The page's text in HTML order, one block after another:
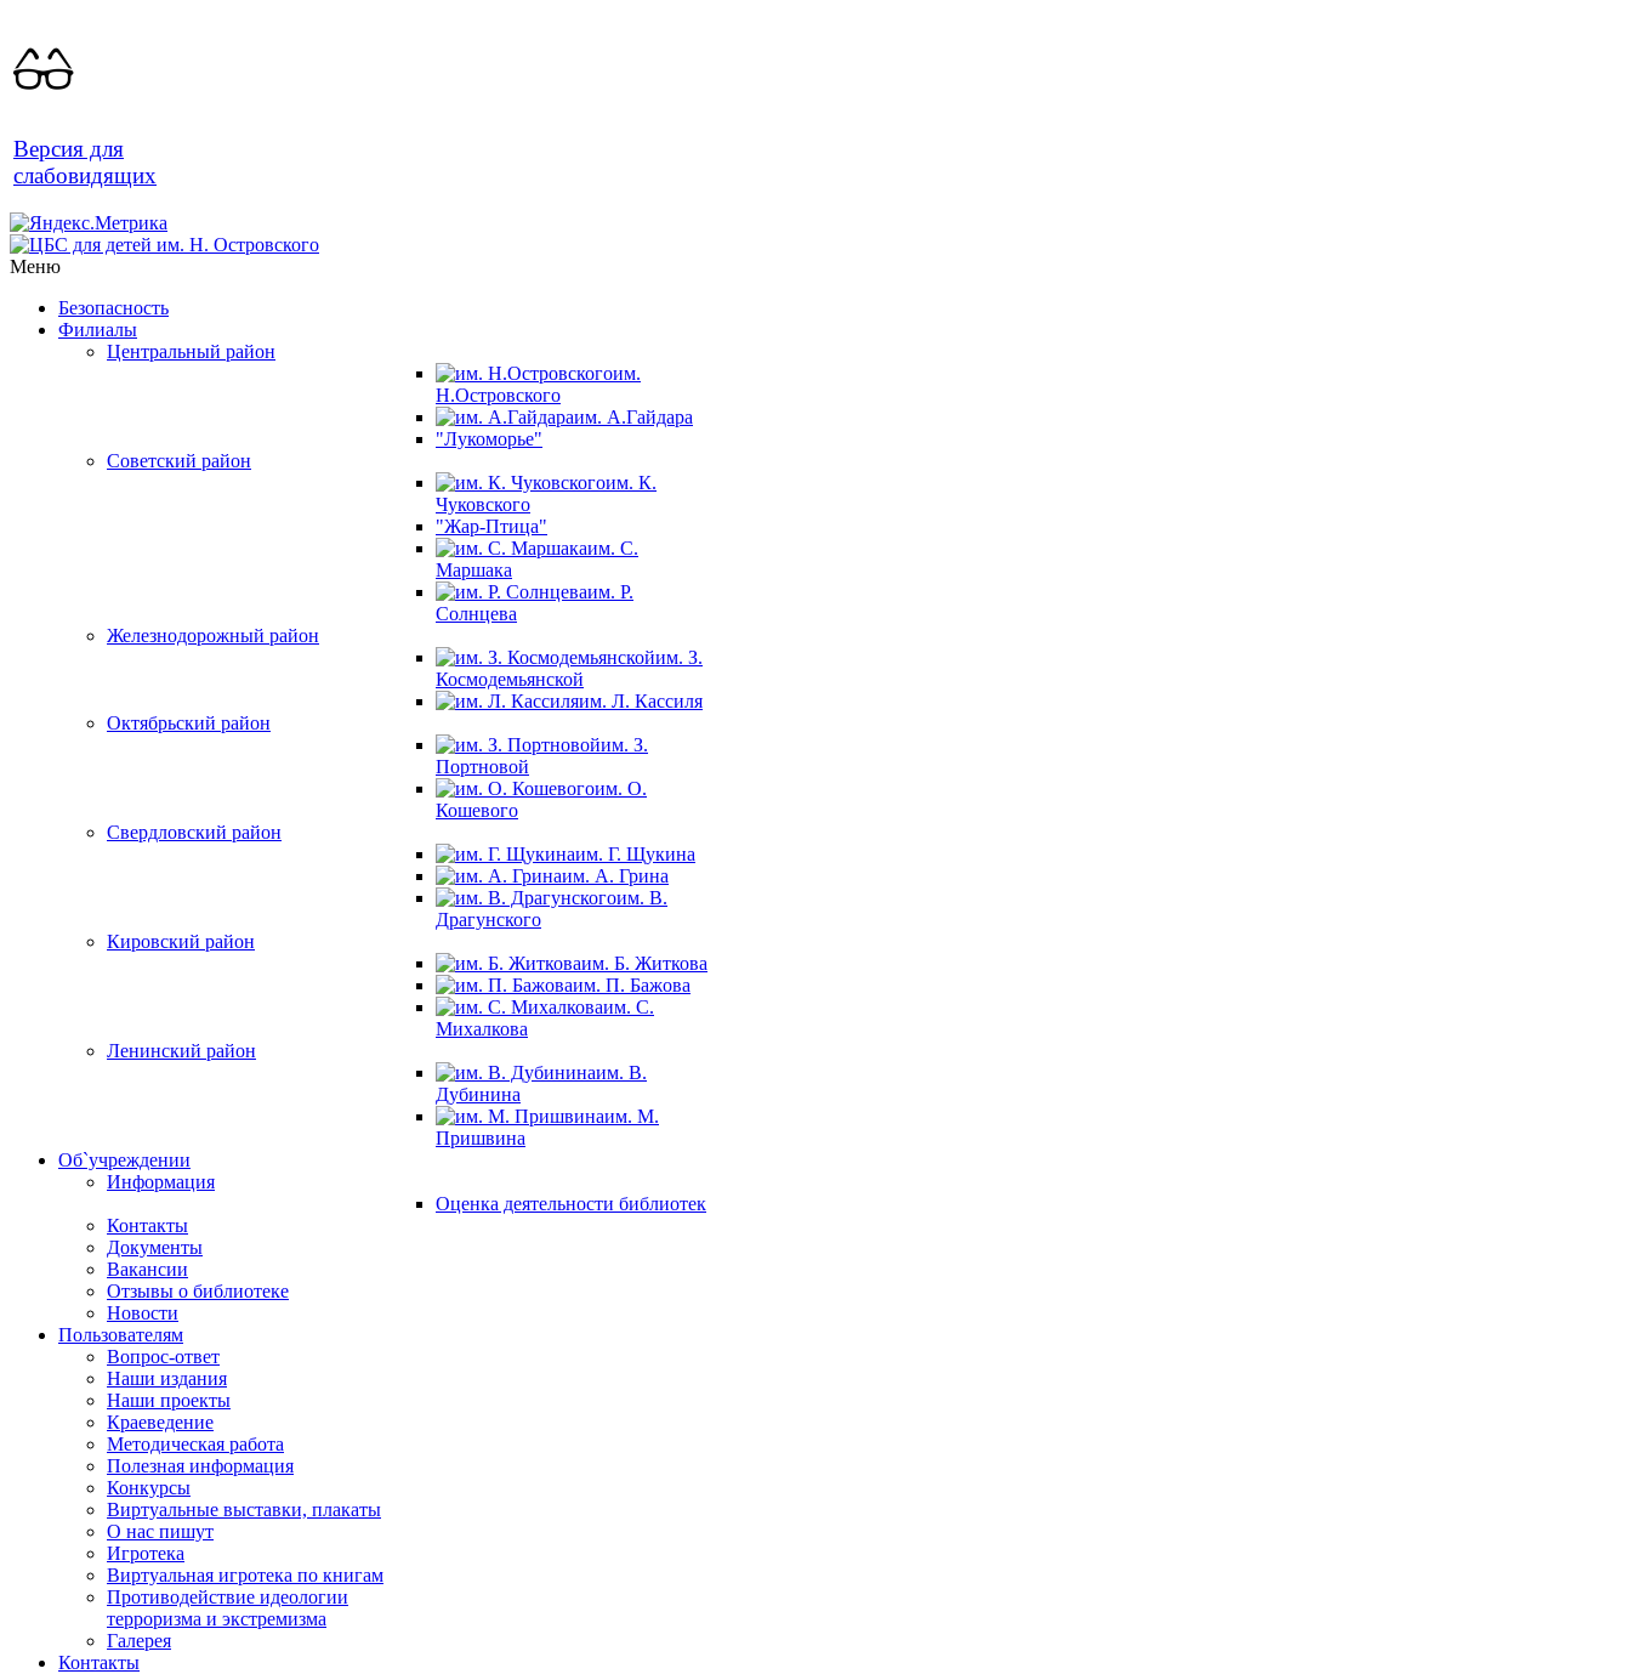
Версия для
слабовидящих
Меню
Безопасность
Филиалы
Центральный район
им.
Н.Островского
им. А.Гайдара
"Лукоморье"
Советский район
им. К.
Чуковского
"Жар-Птица"
им. С.
Маршака
им. Р.
Солнцева
Железнодорожный район
им. З.
Космодемьянской
им. Л. Кассиля
Октябрьский район
им. З.
Портновой
им. О.
Кошевого
Свердловский район
им. Г. Щукина
им. А. Грина
им. В.
Драгунского
Кировский район
им. Б. Житкова
им. П. Бажова
им. С.
Михалкова
Ленинский район
им. В.
Дубинина
им. М.
Пришвина
Об`учреждении
Информация
Оценка деятельности библиотек
Контакты
Документы
Вакансии
Отзывы о библиотеке
Новости
Пользователям
Вопрос-ответ
Наши издания
Наши проекты
Краеведение
Методическая работа
Полезная информация
Конкурсы
Виртуальные выставки, плакаты
О нас пишут
Игротека
Виртуальная игротека по книгам
Противодействие идеологии
терроризма и экстремизма
Галерея
Контакты